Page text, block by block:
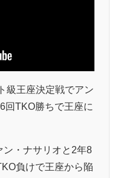
級王座決定戦でアン
回TKO勝ちで王座に
ン・ナサリオと2年8
負けで王座から陥